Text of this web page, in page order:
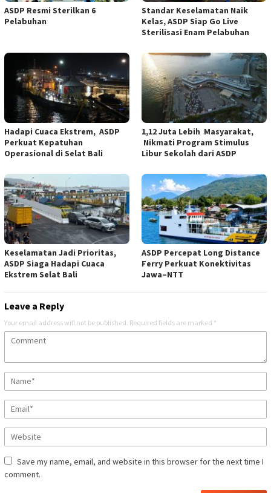
ASDP Resmi Sterilkan 6
Pelabuhan
Standar Keselamatan Naik
Kelas, ASDP Siap Go Live
Sterilisasi Enam Pelabuhan
Hadapi Cuaca Ekstrem, ASDP
Perkuat Kepatuhan
Operasional di Selat Bali
1,12 Juta Lebih Masyarakat,
Nikmati Program Stimulus
Libur Sekolah dari ASDP
Keselamatan Jadi Prioritas,
ASDP Siaga Hadapi Cuaca
Ekstrem Selat Bali
ASDP Percepat Long Distance
Ferry Perkuat Konektivitas
Jawa–NTT
Leave a Reply
Your email address will not be published. Required fields are marked *
Save my name, email, and website in this browser for the next time I
comment.